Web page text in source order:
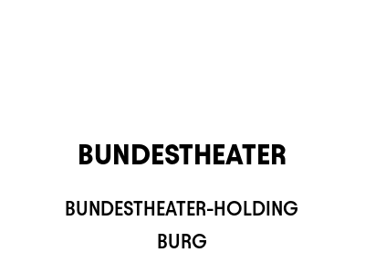
BUNDESTHEATER
BUNDESTHEATER-HOLDING
BURG